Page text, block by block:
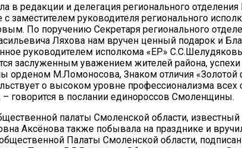
в редакции и делегация регионального отделения
с заместителем руководителя регионального
По поручению Секретаря регионального
Ляхова нам вручен ценный подарок и
руководителем исполкома «ЕР»
заслуженным уважением жителей района,
орденом М.Ломоносова, Знаком отличия «Золотой
о высоком уровне профессионализма всех
– говорится в послании единороссов Смоленщины.
палаты Смоленской области, известный
Аксёнова также побывала на празднике и
Палаты Смоленской области,